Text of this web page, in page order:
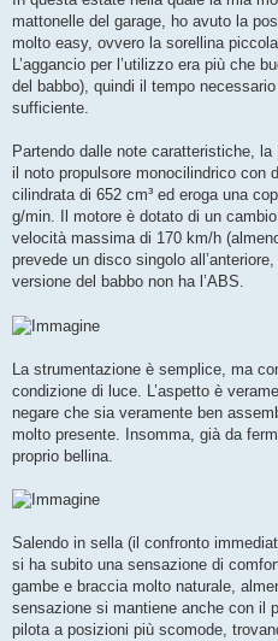
i
o
mattonelle del garage, ho avuto la
molto easy, ovvero la sorellina
L’aggancio per l’utilizzo era più che
del babbo), quindi il tempo
sufficiente.
Partendo dalle note caratteristiche,
il noto propulsore monocilindrico con
cilindrata di 652 cm³ ed eroga una
g/min. Il motore è dotato di un
velocità massima di 170 km/h
prevede un disco singolo
versione del babbo non ha l’ABS.
La strumentazione è semplice, ma
condizione di luce. L’aspetto è
negare che sia veramente ben
molto presente. Insomma, già da
proprio bellina.
Salendo in sella (il confronto
si ha subito una sensazione di
gambe e braccia molto naturale,
sensazione si mantiene anche con il
pilota a posizioni più scomode,